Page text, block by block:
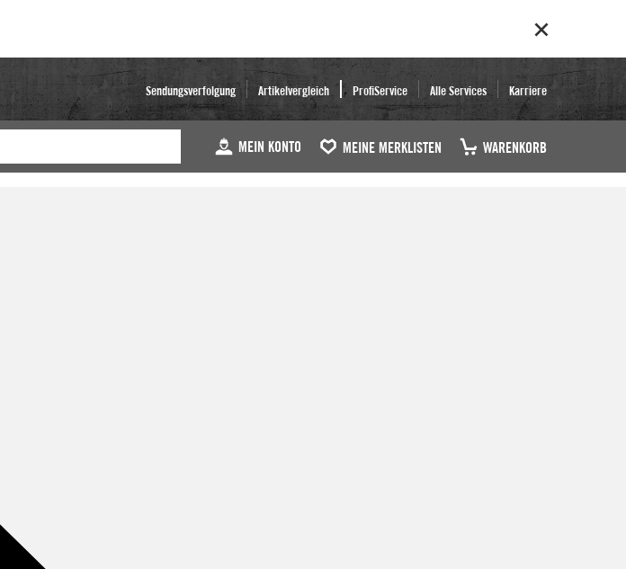
Sendungsverfolgung Artikelvergleich ProfiService Alle Services Karriere
MEIN KONTO MEINE MERKLISTEN WARENKORB